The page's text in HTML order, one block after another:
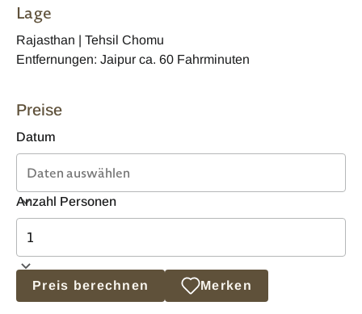
Lage
Rajasthan | Tehsil Chomu
Entfernungen: Jaipur ca. 60 Fahrminuten
Preise
Datum
Anzahl Personen
Preis berechnen Merken